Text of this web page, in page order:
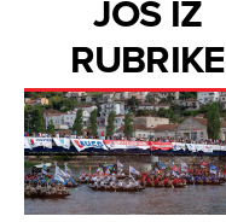
JOŠ IZ
RUBRIKE